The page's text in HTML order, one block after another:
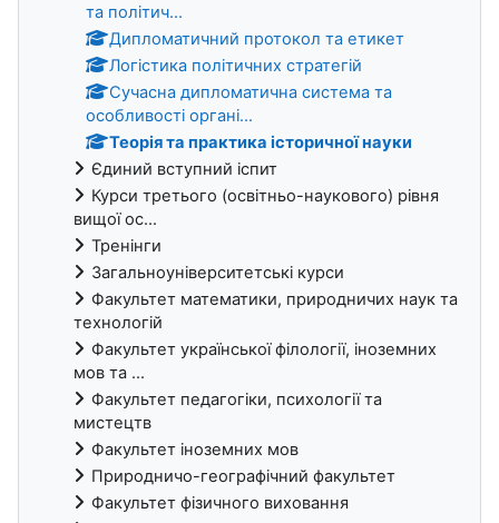
та політич...
Дипломатичний протокол та етикет
Логістика політичних стратегій
Сучасна дипломатична система та
особливості органі...
Теорія та практика історичної науки
Єдиний вступний іспит
Курси третього (освітньо-наукового) рівня
вищої ос...
Тренінги
Загальноуніверситетські курси
Факультет математики, природничих наук та
технологій
Факультет української філології, іноземних
мов та ...
Факультет педагогіки, психології та
мистецтв
Факультет іноземних мов
Природничо-географічний факультет
Факультет фізичного виховання